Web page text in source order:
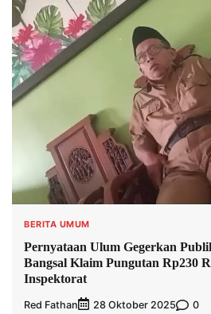
BERITA UMUM
Pernyataan Ulum Gegerkan
Bangsal Klaim Pungutan Rp230
Inspektorat
Red Fathan 28 Oktober 2025 0